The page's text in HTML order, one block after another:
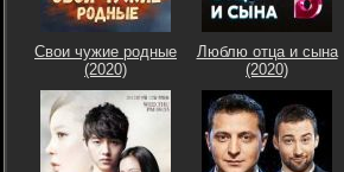
Свои чужие родные
(2020)
Люблю отца и сына
(2020)